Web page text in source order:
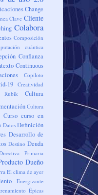
Change
Clave Cliente
Colabora
Composición
cuántica
Confianza
Continuous
Copiloto
19 Creatividad
Cultura
Cultura
Curso curso en
Datos Definición
Desarrollo de
Destino Deuda
Primaria
Dueño
El clima de ayer
Energizante
Épicas